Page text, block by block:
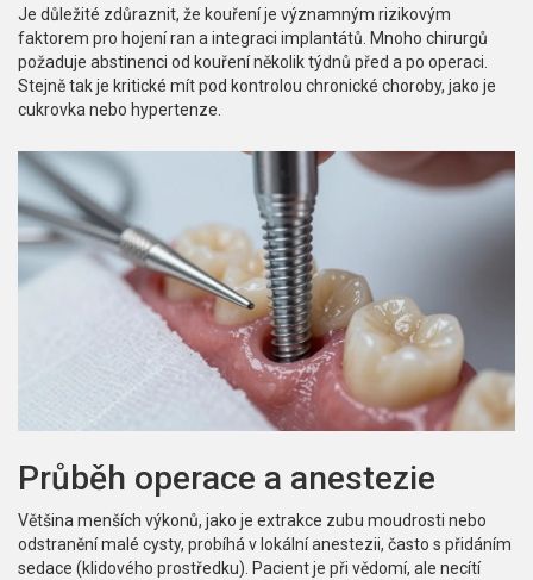
Je důležité zdůraznit, že kouření je významným rizikovým
faktorem pro hojení ran a integraci implantátů. Mnoho chirurgů
požaduje abstinenci od kouření několik týdnů před a po operaci.
Stejně tak je kritické mít pod kontrolou chronické choroby, jako je
cukrovka nebo hypertenze.
Průběh operace a anestezie
Většina menších výkonů, jako je extrakce zubu moudrosti nebo
odstranění malé cysty, probíhá v lokální anestezii, často s přidáním
sedace (klidového prostředku). Pacient je při vědomí, ale necítí